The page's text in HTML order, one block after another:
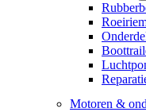
Motoren &